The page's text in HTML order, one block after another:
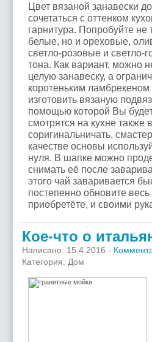
Цвет вязаной занавески
сочетаться с оттенком
гарнитура. Попробуйте не
белые, но и ореховые,
светло-розовые и светло-
тона. Как вариант, можно
целую занавеску, а
коротеньким ламбрекеном
изготовить вязаную
помощью которой Вы
смотрятся на кухне также
соригинальничать,
качестве основы
нуля. В шапке можно
снимать её после
этого чай заваривается
постепенно обновите
приобретёте, и своими
Кое-что о
Написано: 15.4.2016 -
Категория: Дом